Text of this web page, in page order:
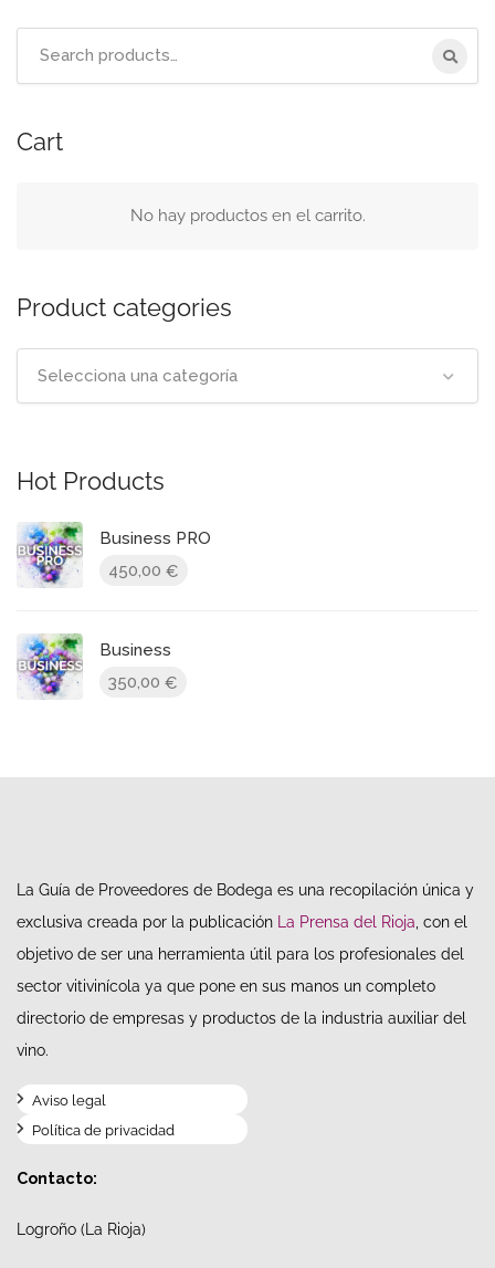
Cart
No hay productos en el carrito.
Product categories
Selecciona una categoría
Hot Products
Business PRO
450,00 €
Business
350,00 €
La Guía de Proveedores de Bodega es una recopilación única y
exclusiva creada por la publicación La Prensa del Rioja , con el
objetivo de ser una herramienta útil para los profesionales del
sector vitivinícola ya que pone en sus manos un completo
directorio de empresas y productos de la industria auxiliar del
vino.
Aviso legal
Política de privacidad
Contacto:
Logroño (La Rioja)